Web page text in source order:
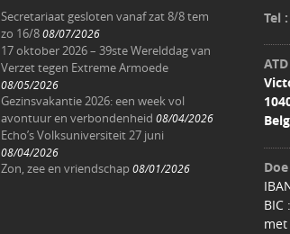
Secretariaat gesloten vanaf zat 8/8 tem
zo 16/8 08/07/2026
17 oktober 2026 – 39ste Werelddag van
Verzet tegen Extreme Armoede
08/05/2026
Gezinsvakantie 2026: een week vol
avontuur en verbondenheid 08/04/2026
Echo’s Volksuniversiteit 27 juni
08/04/2026
Zon, zee en vriendschap 08/01/2026
Tel :
BIC
met